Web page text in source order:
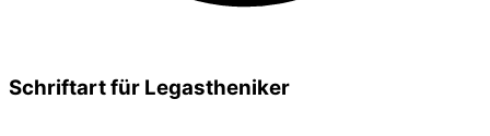
Schriftart für Legastheniker